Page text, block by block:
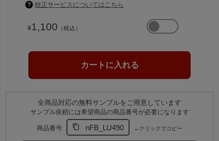
校正サービスについてはこちら
¥1,100 （税込）
全商品対応の無料サンプルをご用意しています
サンプル依頼には希望商品の商品番号が必要になります
商品番号 nFB_LU490 ←クリックでコピー